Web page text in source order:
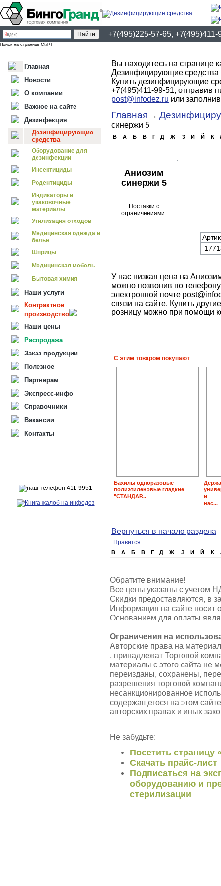
+7(495)225-57-65, +7(495)411-
Поиск на странице Ctrl+F
Главная
Новости
О компании
Важное на сайте
Дезинфекция
Дезинфицирующие
средства
Оборудование для
дезинфекции
Инсектициды
Родентициды
Индикаторы и
упаковочные
материалы
Утилизация отходов
Медицинская одежда и
белье
Шприцы
Медицинская мебель
Бытовая химия
Наши услуги
Контрактное
производство
Наши цены
Распродажа
Заказ продукции
Полезное
Партнерам
Экспресс-инфо
Справочники
Вакансии
Контакты
Вы находитесь на странице
Дезинфицирующие средства
Купить дезинфицирующие
+7(495)411-99-51, отправив
post@infodez.ru или
Главная →
синержи 5
B А Б В Г Д Ж З И Й К
Аниозим
синержи 5
Поставки с
ограничениями.
У нас низкая цена на
можно позвонив по
электронной почте
связи на сайте. Купить
розницу можно при помощи
С этим товаром покупают
Бахилы одноразовые
полиэтиленовые гладкие
"СТАНДАР...
и
нас...
Вернуться в начало раздела
Нравится
B А Б В Г Д Ж З И Й К
Обратите внимание!
Все цены указаны с учетом
Скидки предоставляются, в
Информация на сайте носит
Основанием для оплаты
Ограничения на
Авторские права на
, принадлежат Торговой
материалы с этого сайта не
переизданы, сохранены,
разрешения торговой
несанкционированное
содержащегося на этом
авторских правах и иных
Не забудьте:
Посетить страницу
Скачать прайс-лист
Подписаться на
оборудованию и
стерилизации